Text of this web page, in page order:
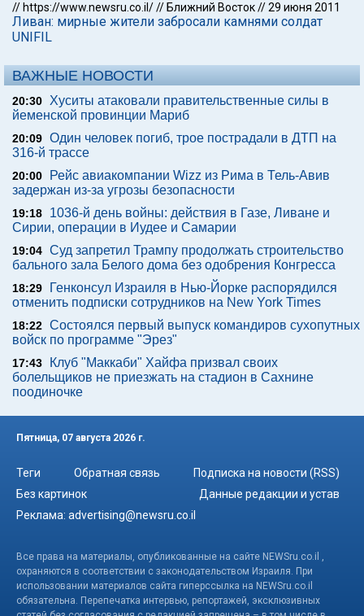
// https://www.newsru.co.il/// Ближний Восток//29 июня 2011
Ливан: мирные жители забросали камнями солдат
UNIFIL
ВАЖНЫЕ НОВОСТИ
20:30
Хуситы атаковали правительственные силы в
йеменской провинции Мариб
20:09 Один человек погиб, трое пострадали в ДТП на
316-й трассе
20:00
Рейс авиакомпании Wizz из Рима в Тель-Авив
задержан из-за угрозы безопасности
19:18
1036-й день войны: действия в Газе, Ливане и
Сирии, операции в Иудее и Самарии
19:04 Суд запретил Трампу продолжать строительство
бального зала Белого дома без одобрения Конгресса
18:29
Генконсул Израиля в Нью-Йорке распорядился
отменить подписки сотрудников на New York Times
18:22 Состоялся первый выпуск командиров сухопутных
войск по программе "Эрез"
17:43
Клуб "Маккаби" Хайфа призвал своих
болельщиков не приезжать на стадион в Сахнине
поодиночке
Пятница, 07 августа 2026 г.
Теги Обратная связь
Подписка на новости (RSS)
Без картинок
Данные редакции и устав
Реклама: advertising@newsru.co.il
Все права на материалы, опубликованные на сайте NEWSru.co.il ,
охраняются в соответствии с законодательством Израиля. При
использовании материалов сайта гиперссылка на NEWSru.co.il
обязательна. Перепечатка интервью, репортажей, эксклюзивных